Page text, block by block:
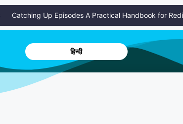
Catching Up Episodes A Practical Handbook for
हिन्दी